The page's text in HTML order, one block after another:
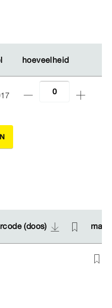
hoeveelheid
hoeveelheid
(doos)
(doos)